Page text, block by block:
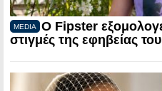
MEDIA
Ο Fipster
στιγμές της εφηβείας